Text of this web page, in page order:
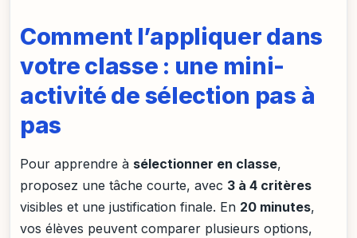
Comment l’appliquer dans
votre classe : une mini-
activité de sélection pas à
pas
Pour apprendre à sélectionner en classe,
proposez une tâche courte, avec 3 à 4 critères
visibles et une justification finale. En 20 minutes,
vos élèves peuvent comparer plusieurs options,